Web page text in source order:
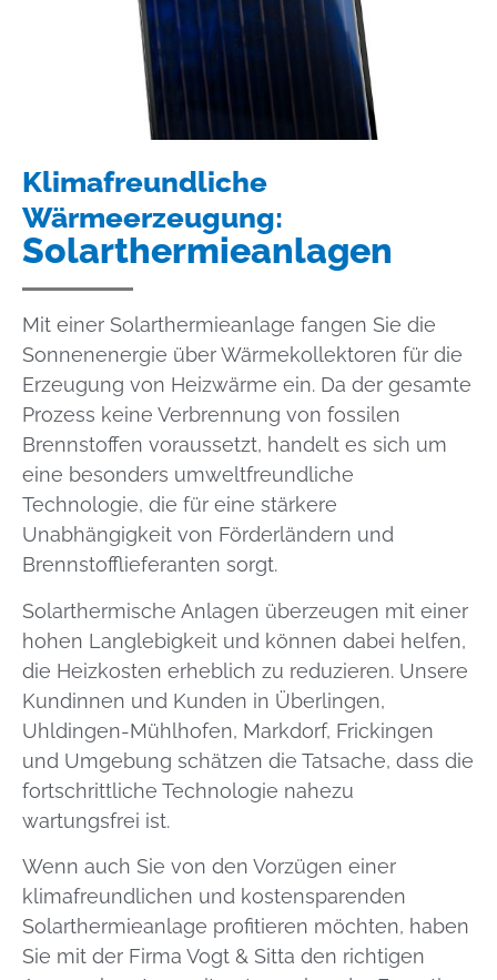
Klimafreundliche
Wärmeerzeugung:
Solarthermieanlagen
Mit einer Solarthermieanlage fangen Sie die
Sonnenenergie über Wärmekollektoren für die
Erzeugung von Heizwärme ein. Da der gesamte
Prozess keine Verbrennung von fossilen
Brennstoffen voraussetzt, handelt es sich um
eine besonders umweltfreundliche
Technologie, die für eine stärkere
Unabhängigkeit von Förderländern und
Brennstofflieferanten sorgt.
Solarthermische Anlagen überzeugen mit einer
hohen Langlebigkeit und können dabei helfen,
die Heizkosten erheblich zu reduzieren. Unsere
Kundinnen und Kunden in Überlingen,
Uhldingen-Mühlhofen, Markdorf, Frickingen
und Umgebung schätzen die Tatsache, dass die
fortschrittliche Technologie nahezu
wartungsfrei ist.
Wenn auch Sie von den Vorzügen einer
klimafreundlichen und kostensparenden
Solarthermieanlage profitieren möchten, haben
Sie mit der Firma Vogt & Sitta den richtigen